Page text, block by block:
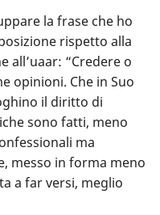
la frase che ho
rispetto alla
all’uaar: “Credere o
opinioni. Che in Suo
il diritto di
sono fatti, meno
ma
messo in forma meno
a far versi, meglio